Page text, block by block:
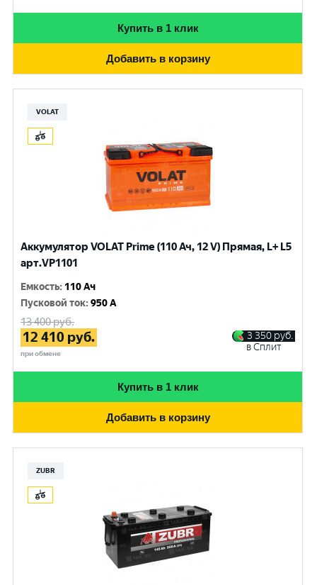
Купить в 1 клик
Добавить в корзину
VOLAT
Аккумулятор VOLAT Prime (110 Ач, 12 V) Прямая, L+ L5
арт.VP1101
Емкость: 110 Ач
Пусковой ток:950 A
13 400руб.
12 410 руб.
при обмене
3 350 руб.
в Сплит
Купить в 1 клик
Добавить в корзину
ZUBR